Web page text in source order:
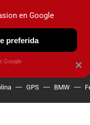
OBSERVATORIO
GPS BMW
×
en Google
preferida
Google